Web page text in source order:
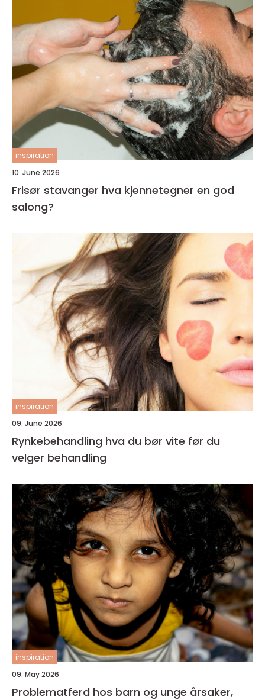
inspiration
10. June 2026
Frisør stavanger hva kjennetegner en god
salong?
inspiration
09. June 2026
Rynkebehandling hva du bør vite før du
velger behandling
inspiration
09. May 2026
Problematferd hos barn og unge årsaker,